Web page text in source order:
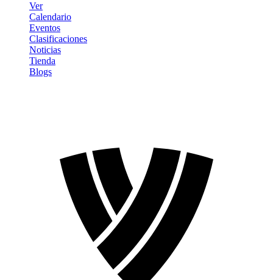
Ver
Calendario
Eventos
Clasificaciones
Noticias
Tienda
Blogs